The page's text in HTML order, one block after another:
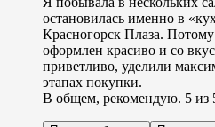
остановилась именно в
Красногорск Плаза.
оформлен красиво и со
приветливо, уделили
этапах покупки.
В общем, рекомендую. 5 из